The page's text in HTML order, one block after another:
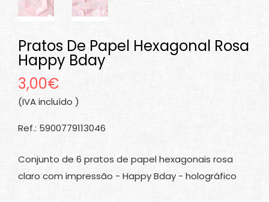
Pratos De Papel Hexagonal Rosa
Happy Bday
3,00€
(IVA incluído )
Ref.: 5900779113046
Conjunto de 6 pratos de papel hexagonais rosa
claro com impressão - Happy Bday - holográfico